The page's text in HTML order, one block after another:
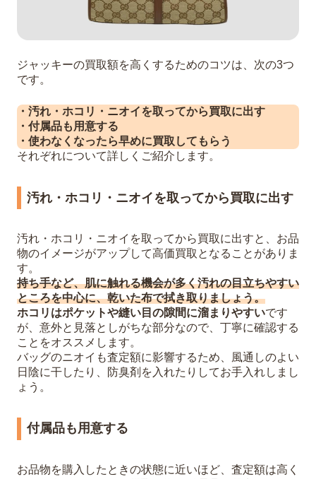
ジャッキーの買取額を高くするためのコツは、次の3つ
です。
・汚れ・ホコリ・ニオイを取ってから買取に出す
・付属品も用意する
・使わなくなったら早めに買取してもらう
それぞれについて詳しくご紹介します。
汚れ・ホコリ・ニオイを取ってから買取に出す
汚れ・ホコリ・ニオイを取ってから買取に出すと、お品
物のイメージがアップして高価買取となることがありま
す。
持ち手など、肌に触れる機会が多く汚れの目立ちやすい
ところを中心に、乾いた布で拭き取りましょう。
ホコリはポケットや縫い目の隙間に溜まりやすいです
が、意外と見落としがちな部分なので、丁寧に確認する
ことをオススメします。
バッグのニオイも査定額に影響するため、風通しのよい
日陰に干したり、防臭剤を入れたりしてお手入れしまし
ょう。
付属品も用意する
お品物を購入したときの状態に近いほど、査定額は高く